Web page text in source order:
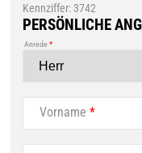
Kennziffer: 3742
PERSÖNLICHE
Anrede*
Vorname *